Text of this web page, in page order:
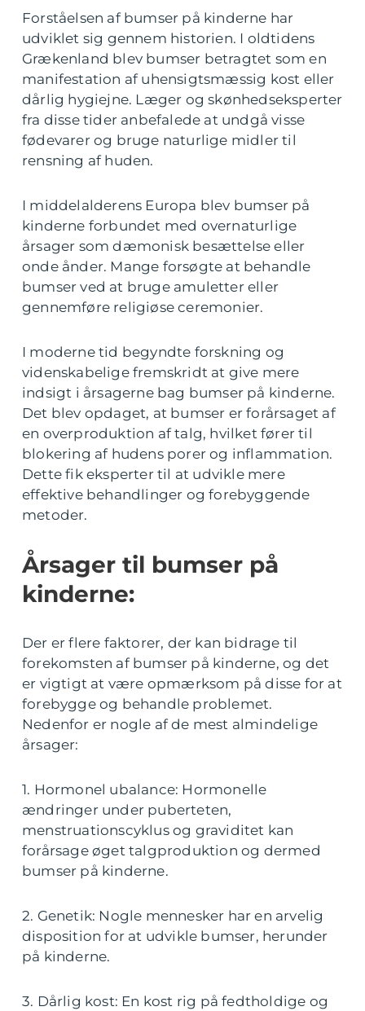
Forståelsen af bumser på kinderne har
udviklet sig gennem historien. I oldtidens
Grækenland blev bumser betragtet som en
manifestation af uhensigtsmæssig kost eller
dårlig hygiejne. Læger og skønhedseksperter
fra disse tider anbefalede at undgå visse
fødevarer og bruge naturlige midler til
rensning af huden.
I middelalderens Europa blev bumser på
kinderne forbundet med overnaturlige
årsager som dæmonisk besættelse eller
onde ånder. Mange forsøgte at behandle
bumser ved at bruge amuletter eller
gennemføre religiøse ceremonier.
I moderne tid begyndte forskning og
videnskabelige fremskridt at give mere
indsigt i årsagerne bag bumser på kinderne.
Det blev opdaget, at bumser er forårsaget af
en overproduktion af talg, hvilket fører til
blokering af hudens porer og inflammation.
Dette fik eksperter til at udvikle mere
effektive behandlinger og forebyggende
metoder.
Årsager til bumser på
kinderne:
Der er flere faktorer, der kan bidrage til
forekomsten af bumser på kinderne, og det
er vigtigt at være opmærksom på disse for at
forebygge og behandle problemet.
Nedenfor er nogle af de mest almindelige
årsager:
1. Hormonel ubalance: Hormonelle
ændringer under puberteten,
menstruationscyklus og graviditet kan
forårsage øget talgproduktion og dermed
bumser på kinderne.
2. Genetik: Nogle mennesker har en arvelig
disposition for at udvikle bumser, herunder
på kinderne.
3. Dårlig kost: En kost rig på fedtholdige og